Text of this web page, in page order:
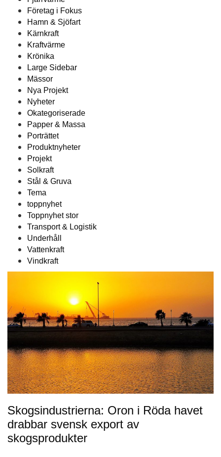
Företag i Fokus
Hamn & Sjöfart
Kärnkraft
Kraftvärme
Krönika
Large Sidebar
Mässor
Nya Projekt
Nyheter
Okategoriserade
Papper & Massa
Porträttet
Produktnyheter
Projekt
Solkraft
Stål & Gruva
Tema
toppnyhet
Toppnyhet stor
Transport & Logistik
Underhåll
Vattenkraft
Vindkraft
Skogsindustrierna: Oron i Röda havet
drabbar svensk export av
skogsprodukter